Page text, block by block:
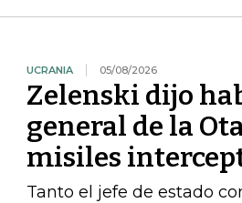
UCRANIA 05/08/2026
Zelenski dijo
general de la
misiles
Tanto el jefe de estado